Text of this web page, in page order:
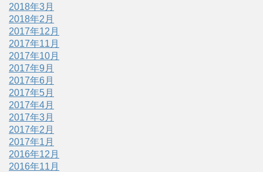
2018年3月
2018年2月
2017年12月
2017年11月
2017年10月
2017年9月
2017年6月
2017年5月
2017年4月
2017年3月
2017年2月
2017年1月
2016年12月
2016年11月